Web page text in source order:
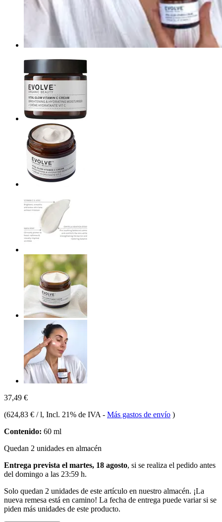
37,49 €
(624,83 € / l, Incl. 21% de IVA - Más gastos de envío )
Contenido: 60 ml
Quedan 2 unidades en almacén
Entrega prevista el martes, 18 agosto, si se realiza el pedido antes
del domingo a las 23:59 h.
Solo quedan 2 unidades de este artículo en nuestro almacén. ¡La
nueva remesa está en camino! La fecha de entrega puede variar si se
piden más unidades de este producto.